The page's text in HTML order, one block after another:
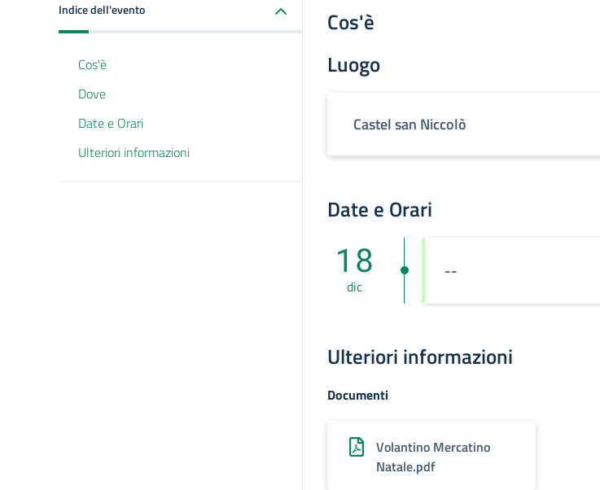
Indice dell'evento
Cos'è
Dove
Date e Orari
Ulteriori informazioni
Cos'è
Luogo
Castel san Niccolò
Date e Orari
18
dic
--
Ulteriori informazioni
Documenti
Volantino Mercatino
Natale.pdf